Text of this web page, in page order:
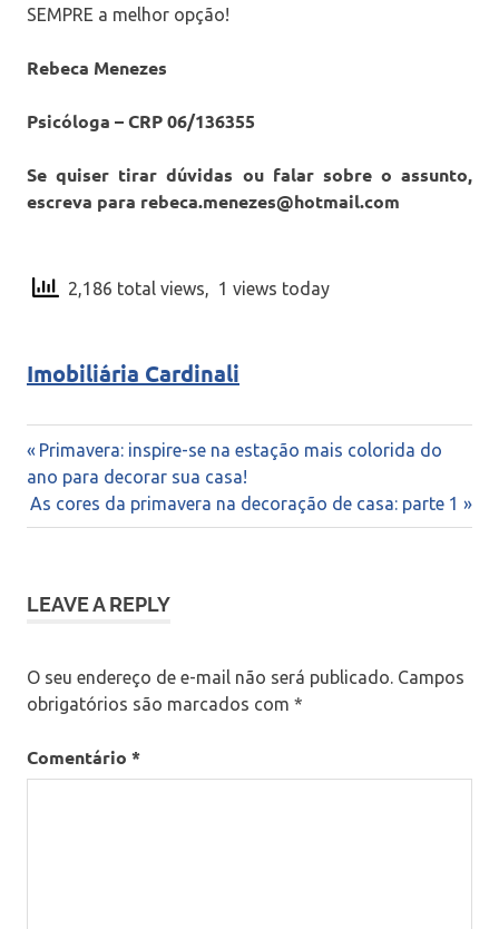
SEMPRE a melhor opção!
Rebeca Menezes
Psicóloga – CRP 06/136355
Se quiser tirar dúvidas ou falar sobre o assunto,
escreva para rebeca.menezes@hotmail.com
2,186 total views, 1 views today
Imobiliária Cardinali
Navegação
de
Previous
Post:
Primavera: inspire-se na estação mais colorida do
ano para decorar sua casa!
Next
Post:
As cores da primavera na decoração de casa: parte 1
LEAVE A REPLY
O seu endereço de e-mail não será publicado. Campos
obrigatórios são marcados com *
Comentário *